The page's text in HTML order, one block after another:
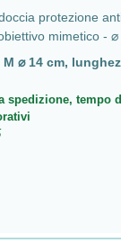
protezione
mimetico - ⌀
M ⌀ 14 cm,
spedizione, tempo